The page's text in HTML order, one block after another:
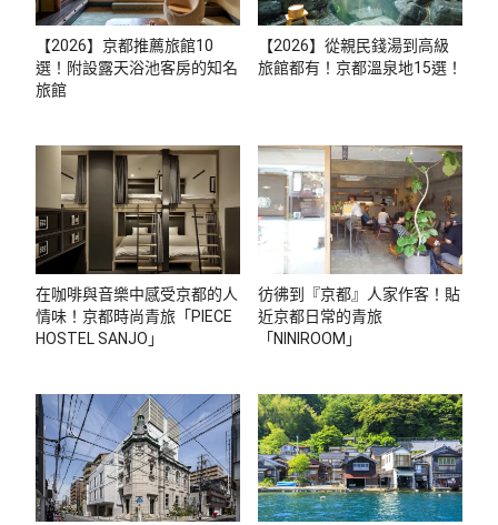
【2026】京都推薦旅館10
選！附設露天浴池客房的知名
旅館
【2026】從親民錢湯到高級
旅館都有！京都溫泉地15選！
在咖啡與音樂中感受京都的人
情味！京都時尚青旅「PIECE
HOSTEL SANJO」
彷彿到『京都』人家作客！貼
近京都日常的青旅
「NINIROOM」